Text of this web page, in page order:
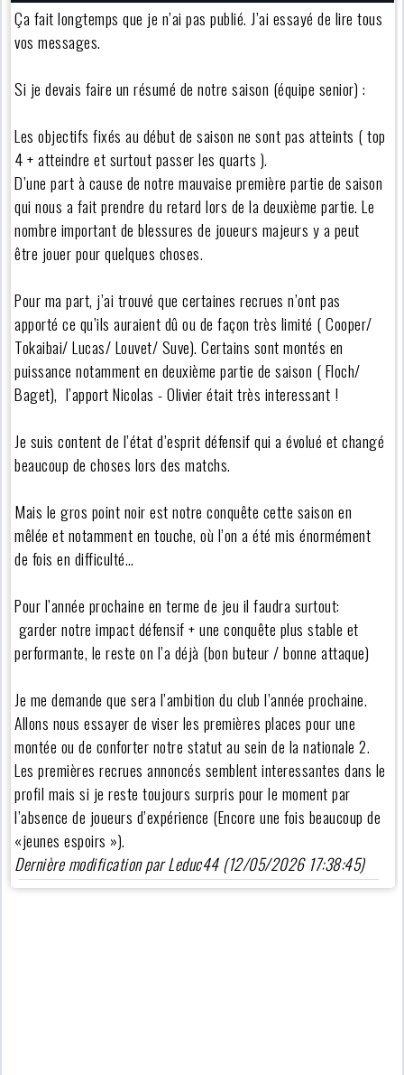
Ça fait longtemps que je n’ai pas publié. J’ai essayé de lire tous
vos messages.
Si je devais faire un résumé de notre saison (équipe senior) :
Les objectifs fixés au début de saison ne sont pas atteints ( top
4 + atteindre et surtout passer les quarts ).
D’une part à cause de notre mauvaise première partie de saison
qui nous a fait prendre du retard lors de la deuxième partie. Le
nombre important de blessures de joueurs majeurs y a peut
être jouer pour quelques choses.
Pour ma part, j’ai trouvé que certaines recrues n’ont pas
apporté ce qu’ils auraient dû ou de façon très limité ( Cooper/
Tokaibai/ Lucas/ Louvet/ Suve). Certains sont montés en
puissance notamment en deuxième partie de saison ( Floch/
Baget), l’apport Nicolas - Olivier était très interessant !
Je suis content de l’état d’esprit défensif qui a évolué et changé
beaucoup de choses lors des matchs.
Mais le gros point noir est notre conquête cette saison en
mêlée et notamment en touche, où l’on a été mis énormément
de fois en difficulté…
Pour l’année prochaine en terme de jeu il faudra surtout:
garder notre impact défensif + une conquête plus stable et
performante, le reste on l’a déjà (bon buteur / bonne attaque)
Je me demande que sera l’ambition du club l’année prochaine.
Allons nous essayer de viser les premières places pour une
montée ou de conforter notre statut au sein de la nationale 2.
Les premières recrues annoncés semblent interessantes dans le
profil mais si je reste toujours surpris pour le moment par
l’absence de joueurs d’expérience (Encore une fois beaucoup de
«jeunes espoirs »).
Dernière modification par Leduc44 (12/05/2026 17:38:45)